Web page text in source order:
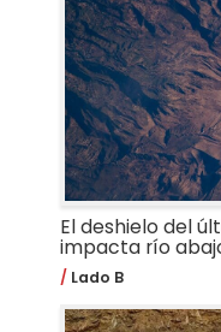
El deshielo del
impacta río
Lado B